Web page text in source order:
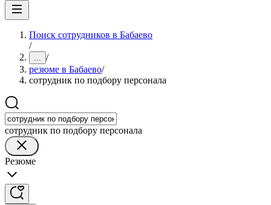
Поиск сотрудников в Бабаево
/
... /
резюме в Бабаево/
сотрудник по подбору персонала
сотрудник по подбору персонала
Резюме